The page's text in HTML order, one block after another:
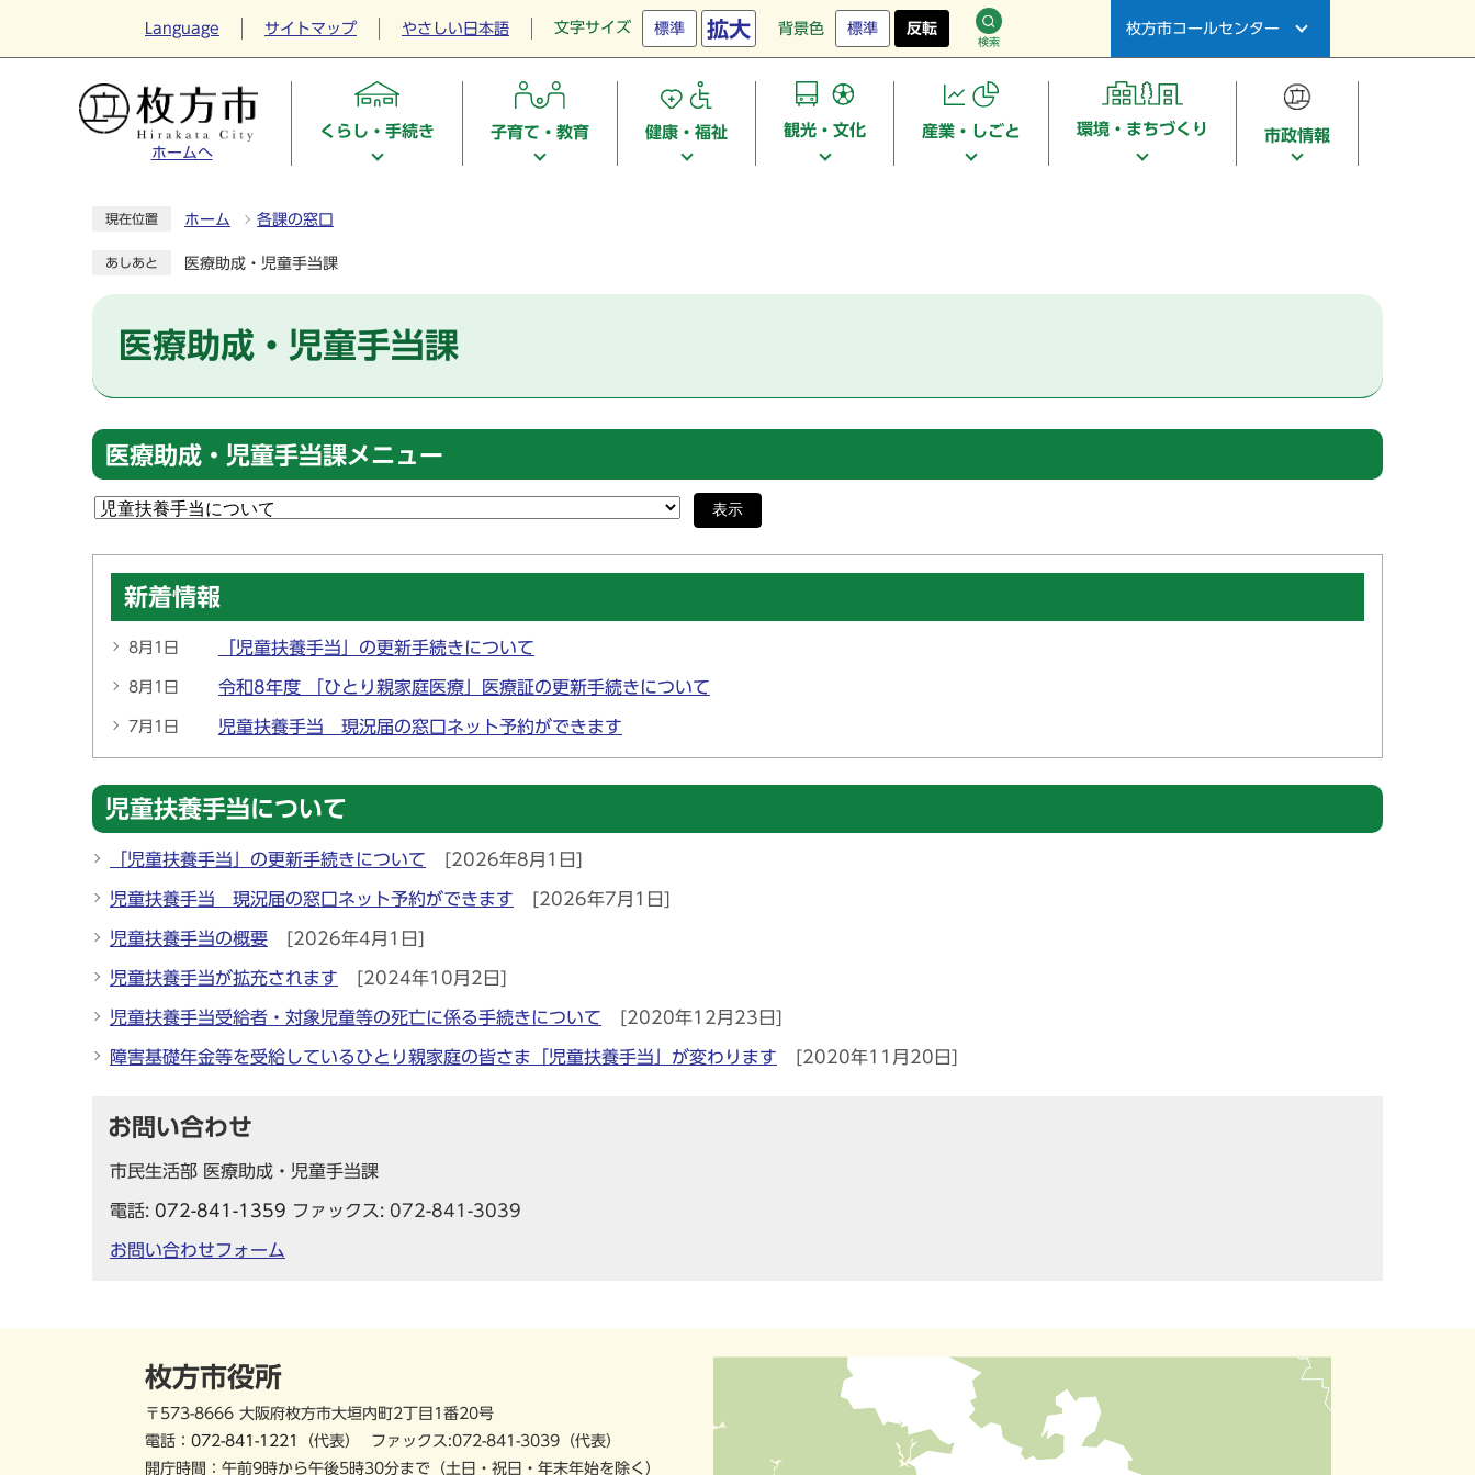
Language サイトマップ やさしい日本語 文字サイズ 標準 拡大 背景色 標準 反転
検索
枚方市コールセンター
ホームへ
くらし・手続き 子育て・教育 健康・福祉 観光・文化 産業・しごと 環境・まちづくり 市政情報
現在位置 ホーム 各課の窓口
あしあと 医療助成・児童手当課
医療助成・児童手当課
医療助成・児童手当課メニュー
表示
新着情報
8月1日 「児童扶養手当」の更新手続きについて
8月1日 令和8年度 「ひとり親家庭医療」医療証の更新手続きについて
7月1日 児童扶養手当 現況届の窓口ネット予約ができます
児童扶養手当について
「児童扶養手当」の更新手続きについて [2026年8月1日]
児童扶養手当 現況届の窓口ネット予約ができます [2026年7月1日]
児童扶養手当の概要 [2026年4月1日]
児童扶養手当が拡充されます [2024年10月2日]
児童扶養手当受給者・対象児童等の死亡に係る手続きについて [2020年12月23日]
障害基礎年金等を受給しているひとり親家庭の皆さま「児童扶養手当」が変わります [2020年11月20日]
お問い合わせ
市民生活部 医療助成・児童手当課
電話: 072-841-1359 ファックス: 072-841-3039
お問い合わせフォーム
枚方市役所
〒573-8666 大阪府枚方市大垣内町2丁目1番20号
電話： 072-841-1221 （代表） ファックス:072-841-3039（代表）
開庁時間：午前9時から午後5時30分まで （土日・祝日・年末年始を除く）